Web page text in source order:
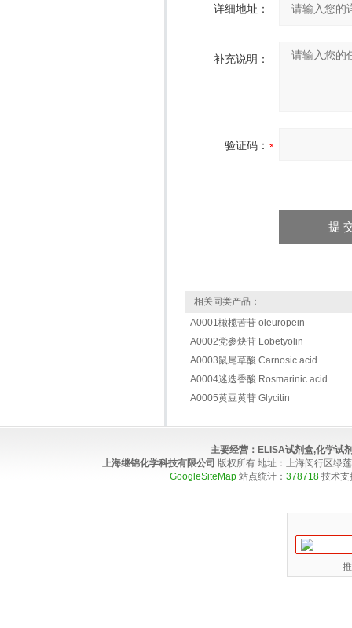
详细地址：
补充说明：
验证码：
相关同类产品：
A0001橄榄苦苷 oleuropein
A0002党参炔苷 Lobetyolin
A0003鼠尾草酸 Carnosic acid
A0004迷迭香酸 Rosmarinic acid
A0005黄豆黄苷 Glycitin
主要经营： ELISA试剂盒,化学试
上海继锦化学科技有限公司 版权所有 地址：上海闵行区绿
GoogleSiteMap 站点统计： 378718 技术支